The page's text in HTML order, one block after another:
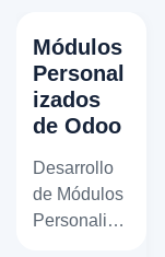
Módulos
Personal
izados
de Odoo
Desarrollo
de Módulos
Personaliza